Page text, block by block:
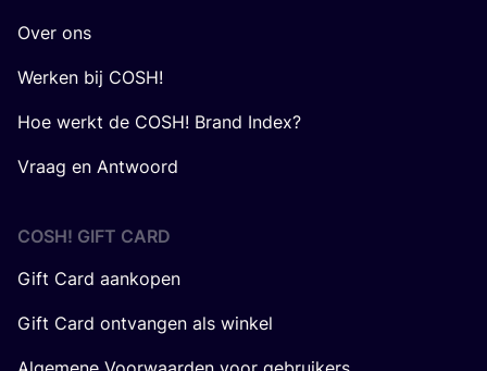
Over ons
Werken bij COSH!
Hoe werkt de COSH! Brand Index?
Vraag en Antwoord
COSH! GIFT CARD
Gift Card aankopen
Gift Card ontvangen als winkel